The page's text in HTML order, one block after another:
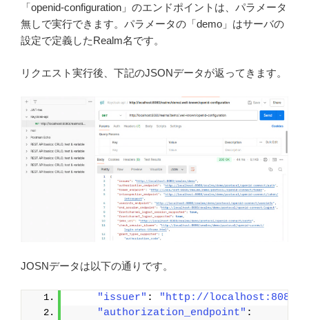
「openid-configuration」のエンドポイントは、パラメータ
無しで実行できます。パラメータの「demo」はサーバの
設定で定義したRealm名です。
リクエスト実行後、下記のJSONデータが返ってきます。
JOSNデータは以下の通りです。
"issuer" :
"http://localhost:8080/
"authorization_endpoint"